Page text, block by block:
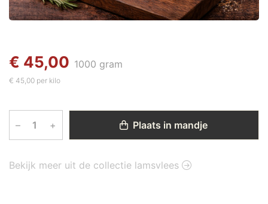
€ 45,00 1000 gram
€ 45,00 per kilo
– + Plaats in mandje
Bekijk meer uit de collectie lamsvlees